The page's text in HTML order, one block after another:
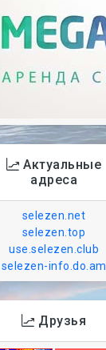
Актуальные
адреса
selezen.net
selezen.top
use.selezen.club
selezen-info.do.am
Друзья